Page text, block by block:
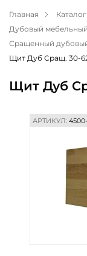
Оплата
О нас
Блог
Контакты
Главная Каталог
Дубовый
Сращенный
Щит Дуб Сращ. 30-
Щит Дуб
АРТИКУЛ:4500-